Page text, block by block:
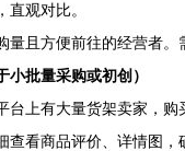
直观对比。
量且方便前往的经营者
批量采购或初创）
台上有大量货架卖家，
查看商品评价、详情图